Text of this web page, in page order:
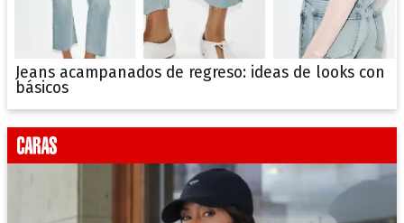
Jeans acampanados de regreso: ideas de looks con
básicos